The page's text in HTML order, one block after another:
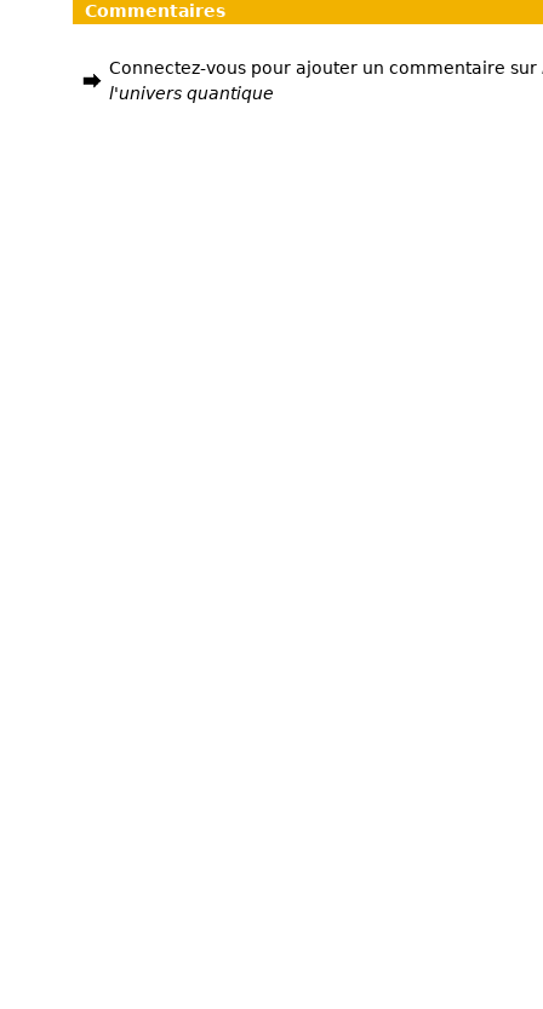
Commentaires
Connectez-vous pour ajouter un commentaire sur
l'univers quantique